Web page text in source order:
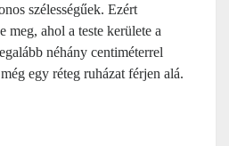
szélességűek. Ezért
meg, ahol a teste kerülete a
néhány centiméterrel
egy réteg ruházat férjen alá.